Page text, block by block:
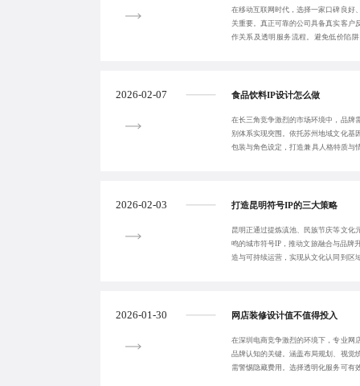
在移动互联网时代，选择一家口碑良好
关重要。真正可靠的公司具备真实客户
作关系及透明服务流程。避免低价陷
2026-02-07 食品饮料IP设计怎么做
在长三角竞争激烈的市场环境中，品牌
别体系实现突围。依托苏州地域文化基
包装与角色设定，打造兼具人格特质与
2026-02-03 打造昆明符号IP的三大策略
昆明正通过提炼滇池、民族节庆等文化
鸣的城市符号IP，推动文旅融合与品牌
造与可持续运营，实现从文化认同到区
2026-01-30 网店装修设计值不值得投入
在深圳电商竞争激烈的环境下，专业网
品牌认知的关键。涵盖布局规划、视觉
需警惕隐藏费用。选择透明化服务可有